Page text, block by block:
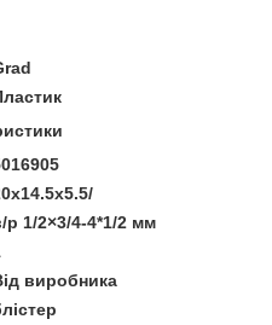
р 1/2×3/4-4*1/2 мм
виробника